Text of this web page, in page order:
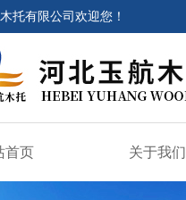
托有限公司欢迎您！
首页 关于我们